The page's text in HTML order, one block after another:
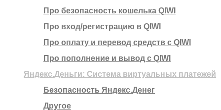
Про безопасность кошелька QIWI
Про вход/регистрацию в QIWI
Про оплату и перевод средств c QIWI
Про пополнение и вывод с QIWI
Яндекс.Деньги: Система виртуальных платежей
Безопасность Яндекс.Денег
Другое